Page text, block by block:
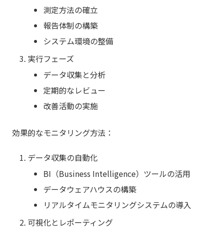
測定方法の確立
報告体制の構築
システム環境の整備
実行フェーズ
データ収集と分析
定期的なレビュー
改善活動の実施
効果的なモニタリング方法：
データ収集の自動化
BI（Business Intelligence）ツールの活用
データウェアハウスの構築
リアルタイムモニタリングシステムの導入
可視化とレポーティング